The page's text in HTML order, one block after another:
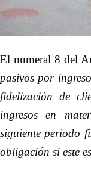
El numeral 8 del
pasivos por
fidelización de
ingresos en
siguiente período
obligación si este